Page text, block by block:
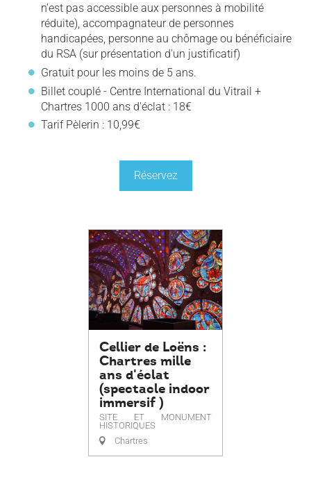
n'est pas accessible aux personnes à mobilité
réduite), accompagnateur de personnes
handicapées, personne au chômage ou bénéficiaire
du RSA (sur présentation d'un justificatif)
Gratuit pour les moins de 5 ans.
Billet couplé - Centre International du Vitrail +
Chartres 1000 ans d'éclat : 18€
Tarif Pèlerin : 10,99€
Réservez
Cellier de Loëns :
Chartres mille
ans d'éclat
(spectacle indoor
immersif )
SITE ET MONUMENT
HISTORIQUES
Chartres